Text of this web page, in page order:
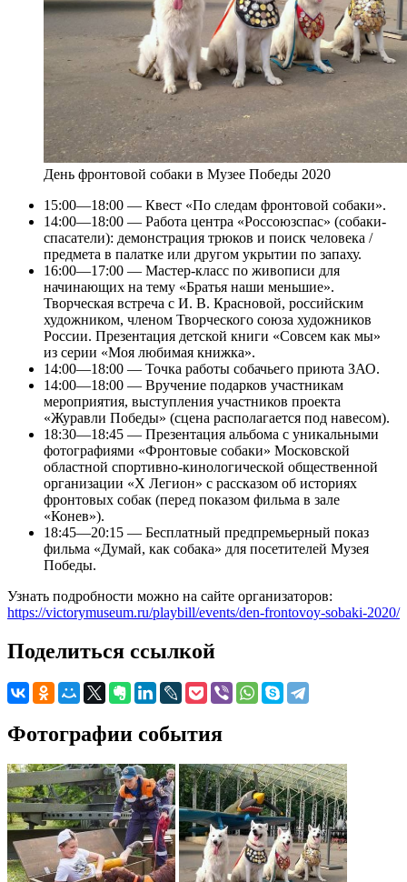
День фронтовой собаки в Музее Победы 2020
15:00—18:00 — Квест «По следам фронтовой собаки».
14:00—18:00 — Работа центра «Россоюзспас» (собаки-
спасатели): демонстрация трюков и поиск человека /
предмета в палатке или другом укрытии по запаху.
16:00—17:00 — Мастер-класс по живописи для
начинающих на тему «Братья наши меньшие».
Творческая встреча с И. В. Красновой, российским
художником, членом Творческого союза художников
России. Презентация детской книги «Совсем как мы»
из серии «Моя любимая книжка».
14:00—18:00 — Точка работы собачьего приюта ЗАО.
14:00—18:00 — Вручение подарков участникам
мероприятия, выступления участников проекта
«Журавли Победы» (сцена располагается под навесом).
18:30—18:45 — Презентация альбома с уникальными
фотографиями «Фронтовые собаки» Московской
областной спортивно-кинологической общественной
организации «X Легион» с рассказом об историях
фронтовых собак (перед показом фильма в зале
«Конев»).
18:45—20:15 — Бесплатный предпремьерный показ
фильма «Думай, как собака» для посетителей Музея
Победы.
Узнать подробности можно на сайте организаторов:
https://victorymuseum.ru/playbill/events/den-frontovoy-sobaki-2020/
Поделиться ссылкой
Фотографии события